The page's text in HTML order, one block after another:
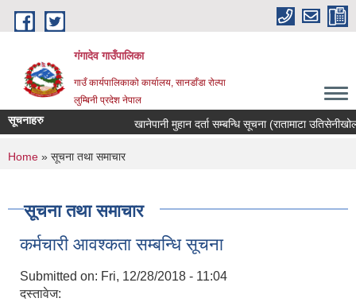
Skip to main content
गंगादेव गाउँपालिका
गाउँ कार्यपालिकाको कार्यालय, सानडाँडा रोल्पा
लुम्बिनी प्रदेश नेपाल
सूचनाहरु खानेपानी मुहान दर्ता सम्बन्धि सूचना (रातामाटा उतिसेनीखोला
You are here
Home » सूचना तथा समाचार
सूचना तथा समाचार
कर्मचारी आवश्कता सम्बन्धि सूचना
Submitted on: Fri, 12/28/2018 - 11:04
दस्तावेज: